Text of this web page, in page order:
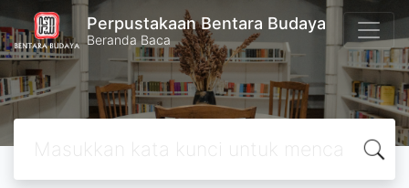
Perpustakaan Bentara Budaya
Beranda Baca